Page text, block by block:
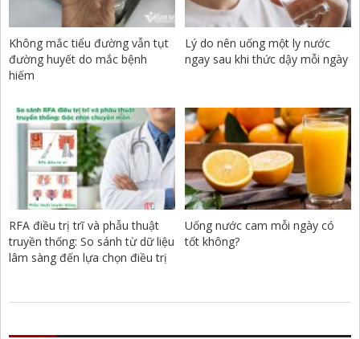
Không mắc tiểu đường vẫn tụt
đường huyết do mắc bệnh
hiếm
Lý do nên uống một ly nước
ngay sau khi thức dậy mỗi ngày
RFA điều trị trĩ và phẫu thuật
truyền thống: So sánh từ dữ liệu
lâm sàng đến lựa chọn điều trị
Uống nước cam mỗi ngày có
tốt không?